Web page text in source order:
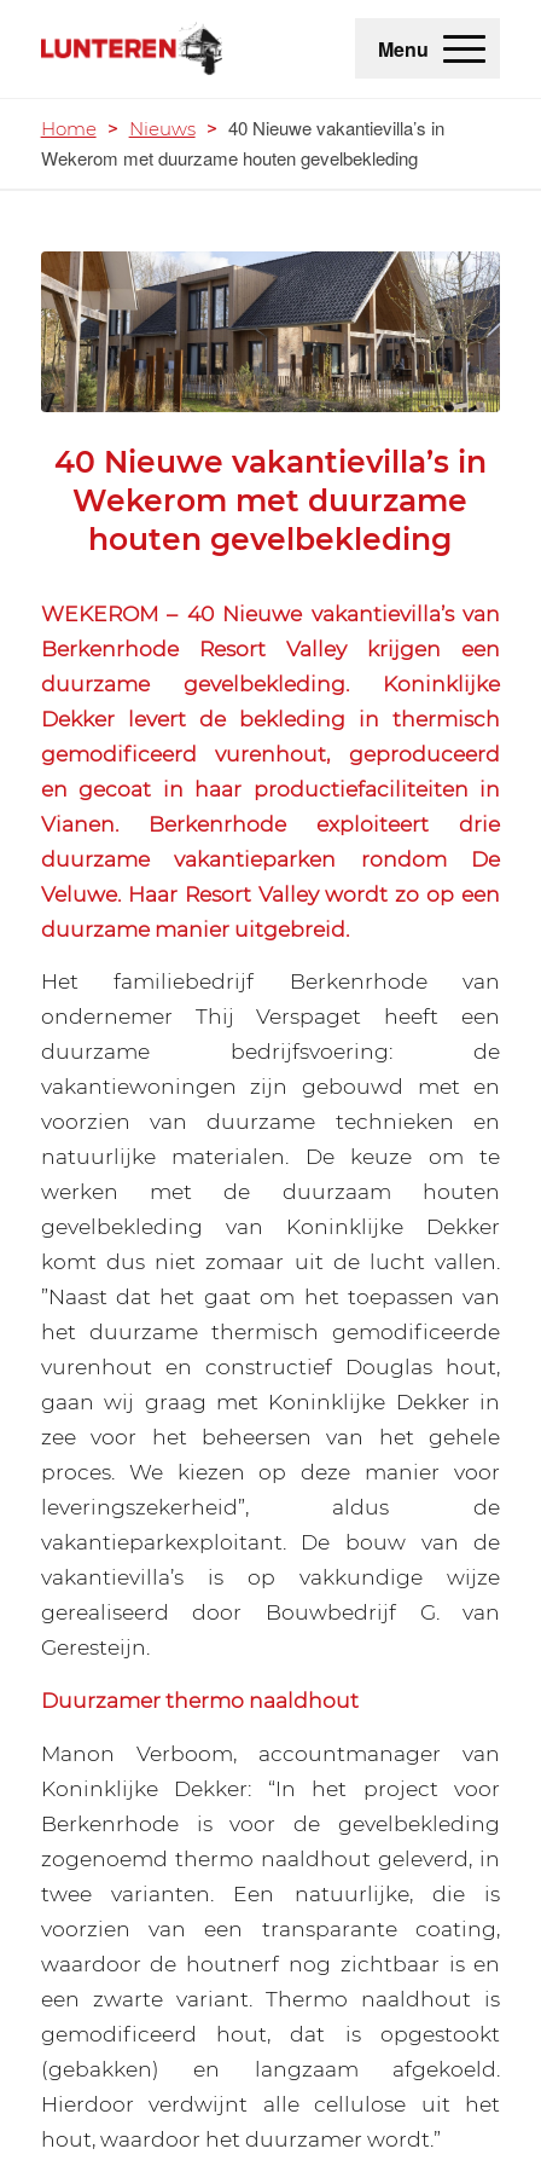
Menu
Home > Nieuws > 40 Nieuwe vakantievilla’s in
Wekerom met duurzame houten gevelbekleding
40 Nieuwe vakantievilla’s in
Wekerom met duurzame
houten gevelbekleding
WEKEROM – 40 Nieuwe vakantievilla’s van
Berkenrhode Resort Valley krijgen een
duurzame gevelbekleding. Koninklijke
Dekker levert de bekleding in thermisch
gemodificeerd vurenhout, geproduceerd
en gecoat in haar productiefaciliteiten in
Vianen. Berkenrhode exploiteert drie
duurzame vakantieparken rondom De
Veluwe. Haar Resort Valley wordt zo op een
duurzame manier uitgebreid.
Het familiebedrijf Berkenrhode van
ondernemer Thij Verspaget heeft een
duurzame bedrijfsvoering: de
vakantiewoningen zijn gebouwd met en
voorzien van duurzame technieken en
natuurlijke materialen. De keuze om te
werken met de duurzaam houten
gevelbekleding van Koninklijke Dekker
komt dus niet zomaar uit de lucht vallen.
”Naast dat het gaat om het toepassen van
het duurzame thermisch gemodificeerde
vurenhout en constructief Douglas hout,
gaan wij graag met Koninklijke Dekker in
zee voor het beheersen van het gehele
proces. We kiezen op deze manier voor
leveringszekerheid”, aldus de
vakantieparkexploitant. De bouw van de
vakantievilla’s is op vakkundige wijze
gerealiseerd door Bouwbedrijf G. van
Geresteijn.
Duurzamer thermo naaldhout
Manon Verboom, accountmanager van
Koninklijke Dekker: “In het project voor
Berkenrhode is voor de gevelbekleding
zogenoemd thermo naaldhout geleverd, in
twee varianten. Een natuurlijke, die is
voorzien van een transparante coating,
waardoor de houtnerf nog zichtbaar is en
een zwarte variant. Thermo naaldhout is
gemodificeerd hout, dat is opgestookt
(gebakken) en langzaam afgekoeld.
Hierdoor verdwijnt alle cellulose uit het
hout, waardoor het duurzamer wordt.”